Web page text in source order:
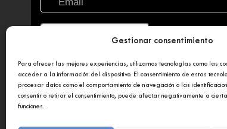
Gestionar consentimiento
Para ofrecer las mejores experiencias, utilizamos tecnologías como las
acceder a la información del dispositivo. El consentimiento de estas
procesar datos como el comportamiento de navegación o las
consentir o retirar el consentimiento, puede afectar negativamente a
funciones.